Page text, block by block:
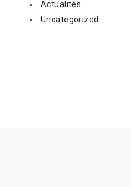
Actualités
Uncategorized